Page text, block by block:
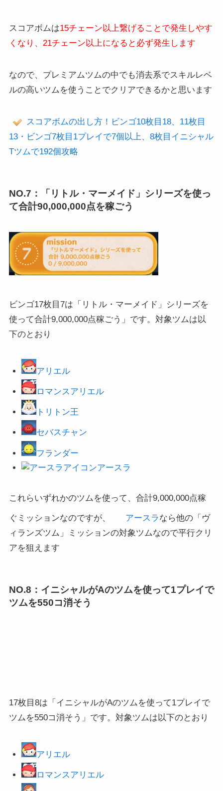
スコアボムは15チェーン以上繋げることで発生しやす
くなり、21チェーン以上になると必ず発生します
なので、プレミアムツムの中でも消去系でスキルレベ
ルの高いツムを使うことでクリアできるかと思います
スコアボムの出し方！ビンゴ10枚目18、11枚目
13・ビンゴ7枚目1プレイで7個以上、8枚目イニシャル
Tツムで192個攻略
NO.7：「リトル・マーメイド」シリーズを使っ
て合計90,000,000点を稼ごう
ビンゴ17枚目7は「リトル・マーメイド」シリーズを
使って合計9,000,000点稼ごう」です。対象ツムは以
下のとおり
アリエル
ロマンスアリエル
トリトン王
セバスチャン
フランダー
アースラ
これらいずれかのツムを使って、合計9,000,000点稼
ぐミッションなのですが、 アースラ なら他の「ヴ
ィランズツム」ミッションの対象ツムなので平行クリ
アを狙えます
NO.8：イニシャルがAのツムを使って1プレイで
ツムを550コ消そう
17枚目8は「イニシャルがAのツムを使って1プレイで
ツムを550コ消そう」です。対象ツムは以下のとおり
アリエル
ロマンスアリエル